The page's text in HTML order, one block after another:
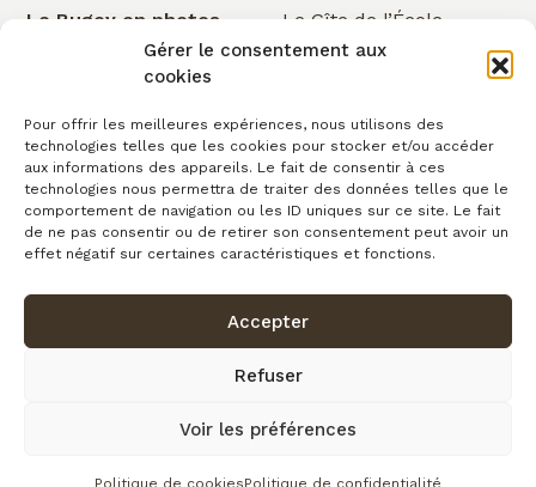
Gérer le consentement aux
cookies
Pour offrir les meilleures expériences, nous utilisons des
technologies telles que les cookies pour stocker et/ou accéder
aux informations des appareils. Le fait de consentir à ces
technologies nous permettra de traiter des données telles que le
comportement de navigation ou les ID uniques sur ce site. Le fait
de ne pas consentir ou de retirer son consentement peut avoir un
effet négatif sur certaines caractéristiques et fonctions.
Accepter
Refuser
Voir les préférences
Politique de cookiesPolitique de confidentialité
Le Bugey en photos
Nos services
Événementiel
Actualités
Cartes cadeaux
Contact
Le Gîte de l’École
Le Gîte de la Cascade
La Chambre de la
Cascade
La Chambre d’Astrée
Le Gîte de
Clairefontaine
Conditions générales de vente
Plan du site
fait avec par l’Agence IDCOM